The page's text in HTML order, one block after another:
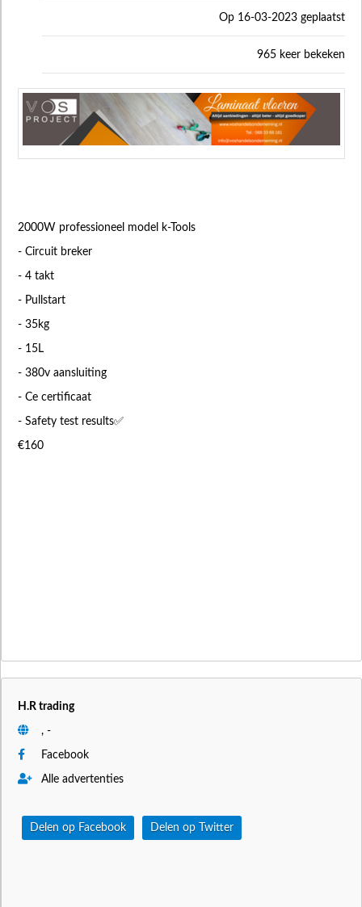
Op 16-03-2023 geplaatst
965 keer bekeken
2000W professioneel model k-Tools
- Circuit breker
- 4 takt
- Pullstart
- 35kg
- 15L
- 380v aansluiting
- Ce certificaat
- Safety test results✅
€160
H.R trading
, -
Facebook
Alle advertenties
Delen op Facebook Delen op Twitter